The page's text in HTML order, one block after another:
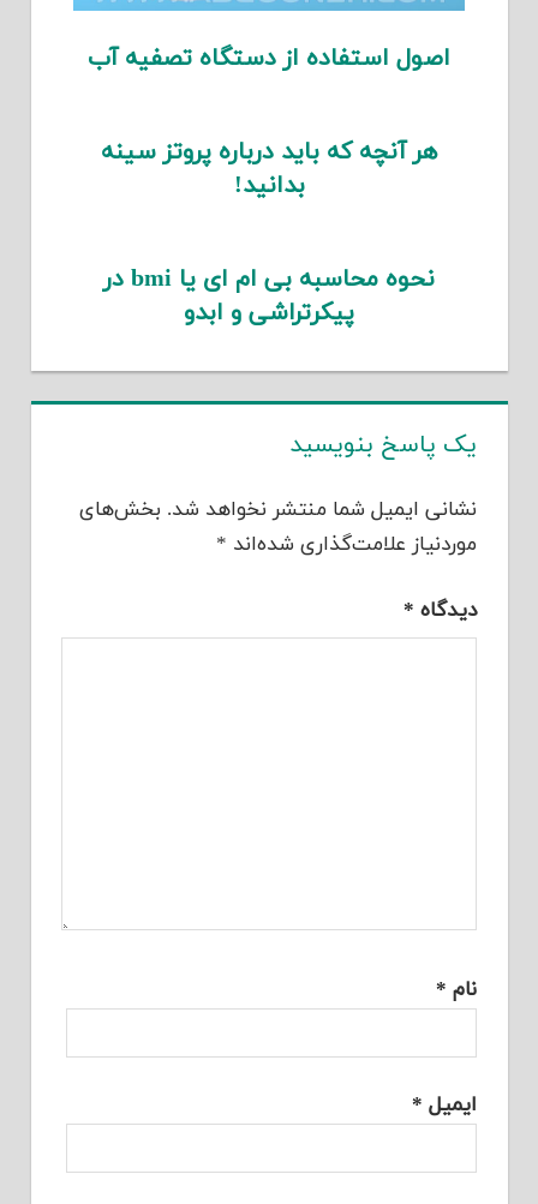
اصول استفاده از دستگاه تصفیه آب
هر آنچه که باید درباره پروتز سینه
بدانید!
نحوه محاسبه بی ام ای یا bmi در
پیکرتراشی و ابدو
یک پاسخ بنویسید
نشانی ایمیل شما منتشر نخواهد شد. بخش‌های
موردنیاز علامت‌گذاری شده‌اند *
دیدگاه *
نام *
ایمیل *